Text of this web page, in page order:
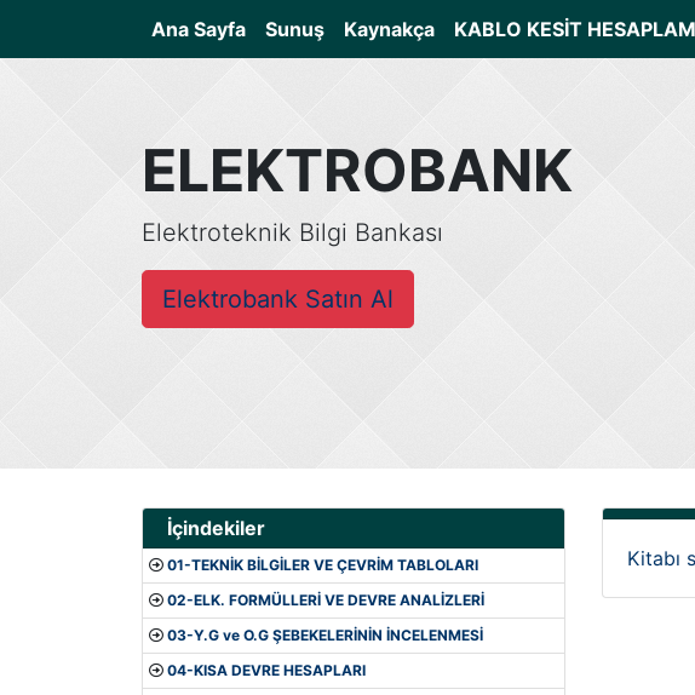
Ana Sayfa(current)
Sunuş Kaynakça KABLO KESİT
ELEKTROBANK
Elektroteknik Bilgi Bankası
Elektrobank Satın Al
İçindekiler
01-TEKNİK BİLGİLER VE ÇEVRİM TABLOLARI
02-ELK. FORMÜLLERİ VE DEVRE ANALİZLERİ
03-Y.G ve O.G ŞEBEKELERİNİN İNCELENMESİ
04-KISA DEVRE HESAPLARI
Kitabı